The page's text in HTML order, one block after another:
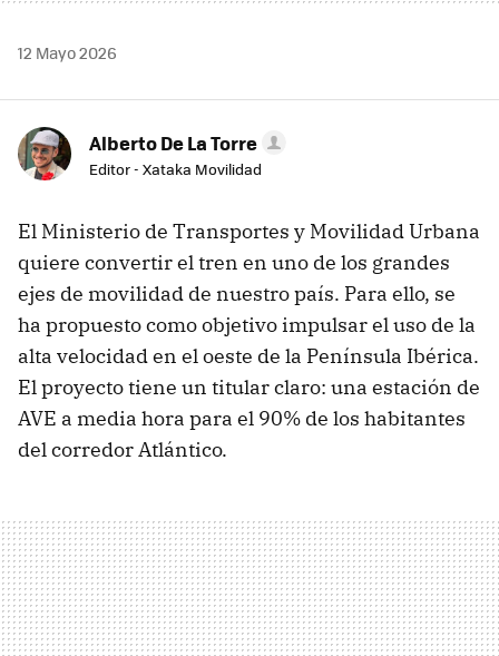
12 Mayo 2026
Alberto De La Torre
Editor - Xataka Movilidad
El Ministerio de Transportes y Movilidad Urbana
quiere convertir el tren en uno de los grandes
ejes de movilidad de nuestro país. Para ello, se
ha propuesto como objetivo impulsar el uso de la
alta velocidad en el oeste de la Península Ibérica.
El proyecto tiene un titular claro: una estación de
AVE a media hora para el 90% de los habitantes
del corredor Atlántico.